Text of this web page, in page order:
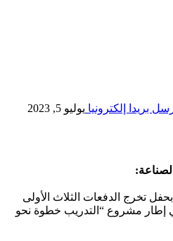
بريدا إلكترونيا يوليو 5, 2023
تخرج الدفعات الثلاث الأولى
إطار مشروع “التدريب خطوة نحو